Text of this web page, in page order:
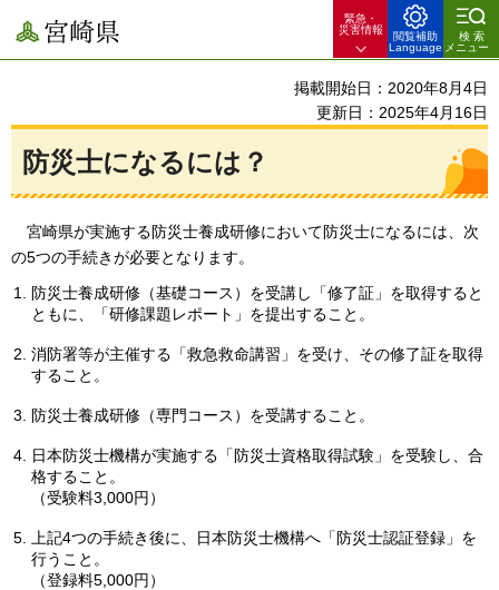
宮崎県
緊急・
災害情報
閲覧補助
Language
検索
メニュー
掲載開始日：2020年8月4日
更新日：2025年4月16日
防災士になるには？
宮崎県が実施する防災士養成研修において防災士になるには、次
の5つの手続きが必要となります。
防災士養成研修（基礎コース）を受講し「修了証」を取得すると
ともに、「研修課題レポート」を提出すること。
消防署等が主催する「救急救命講習」を受け、その修了証を取得
すること。
防災士養成研修（専門コース）を受講すること。
日本防災士機構が実施する「防災士資格取得試験」を受験し、合
格すること。
（受験料3,000円）
上記4つの手続き後に、日本防災士機構へ「防災士認証登録」を
行うこと。
（登録料5,000円）